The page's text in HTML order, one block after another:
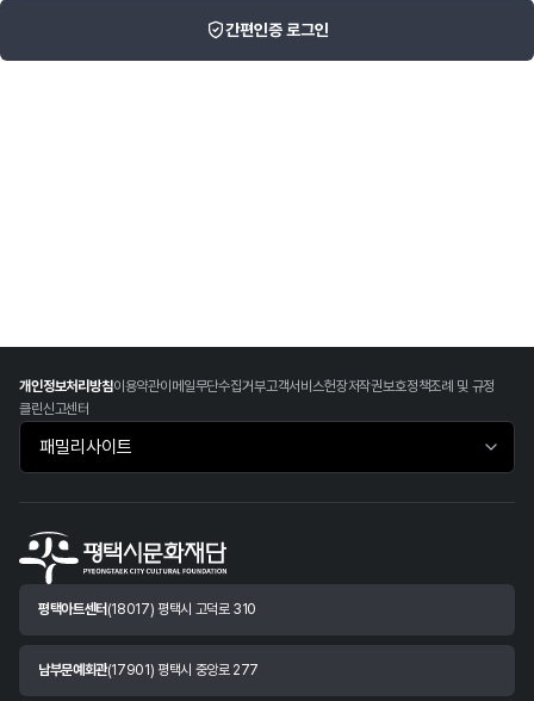
간편인증 로그인
개인정보처리방침이용약관이메일무단수집거부고객서비스헌장저작권보호정책조례 및 규정
클린신고센터
패밀리사이트 바로가기
평택아트센터 (18017) 평택시 고덕로 310
남부문예회관(17901) 평택시 중앙로 277